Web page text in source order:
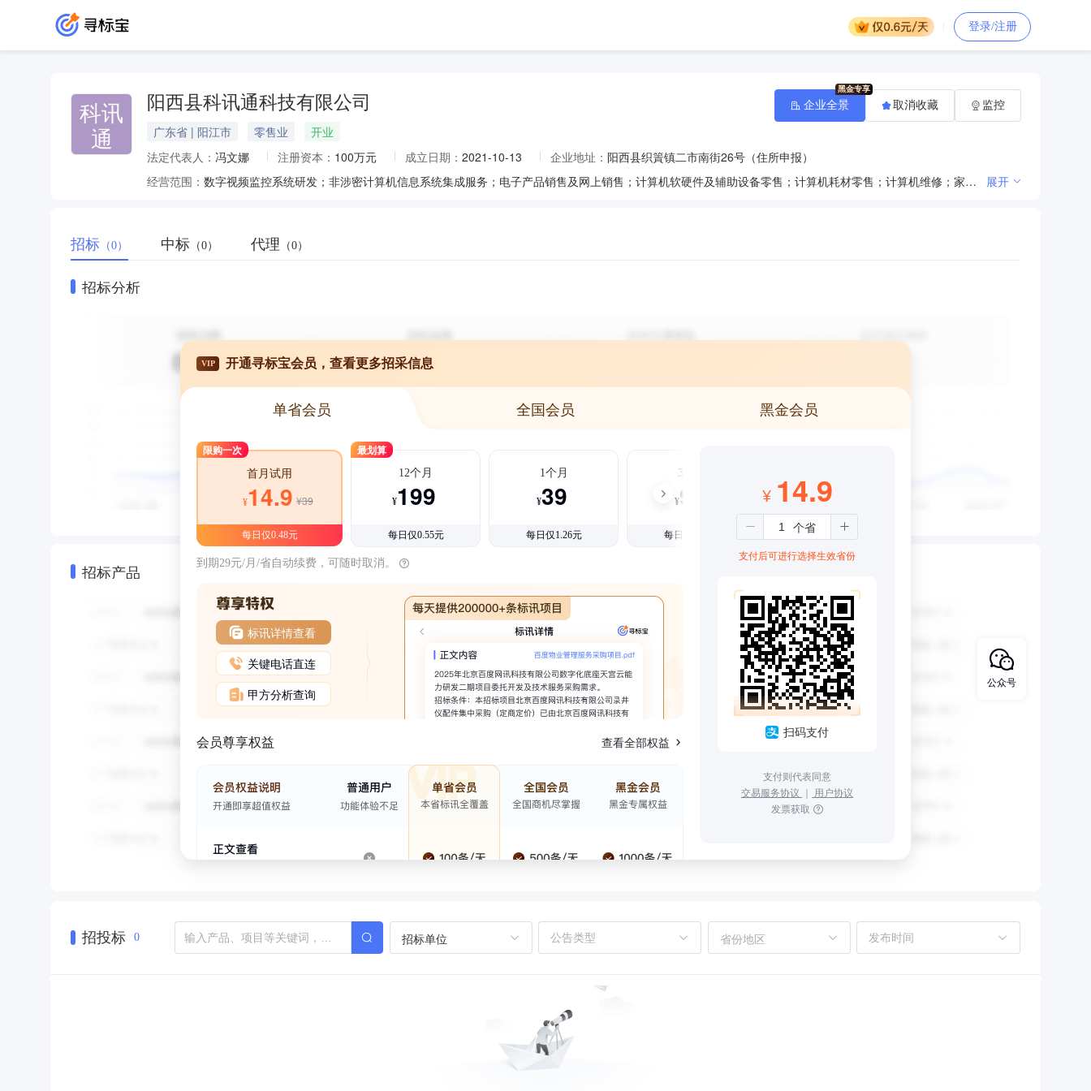
登录/注册
科讯
通
阳西县科讯通科技有限公司
广东省 | 阳江市 零售业
开业
法定代表人： 冯文娜 注册资本： 100万元 成立日期： 2021-10-13 企业地址： 阳西县织篢镇二市南街26号（住所申报）
经营范围：
数字视频监控系统研发；非涉密计算机信息系统集成服务；电子产品销售及网上销售；计算机软硬件及辅助设备零售；计算机耗材零售；计算机维修；家具销售及网上销售；家具安装服务；家具维修服务；电子设备销售；视频监控设备销售及网上销售；环保设备销售及网上销售；环保材料批发；办公设备销售及网上销售；电脑维修；国内贸易；货物或技术进出口（国家禁止或涉及行政审批的货物和技术进出口除外）；安全系统监控服务；承接：电子与智能化工程、园林绿化工程、环保工程。（依法须经批准的项目，经相关部门批准后方可开展经营活动）〓 展开
企业全景 取消收藏 监控
招标 （0） 中标 （0） 代理 （0）
招标分析
招标产品
VIP 开通寻标宝会员，查看更多招采信息
单省会员 全国会员 黑金会员
限购一次
首月试用
¥14.9 ¥39
每日仅0.48元
最划算
12个月
¥199
每日仅0.55元
1个月
¥39
每日仅1.26元
3个月
¥99
每日仅1.08元
到期29元/月/省自动续费，可随时取消。
标讯详情查看
关键电话直连
甲方分析查询
会员尊享权益 查看全部权益
¥ 14.9
支付后可进行选择生效省份
扫码支付
支付则代表同意
交易服务协议 ｜ 用户协议
发票获取
招投标 0 招标单位 省份地区
公众号